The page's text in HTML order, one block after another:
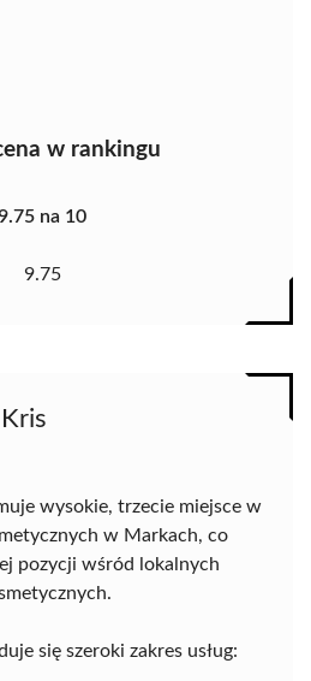
w rankingu
na 10
9.75
wysokie, trzecie miejsce w
w Markach, co
pozycji wśród lokalnych
się szeroki zakres usług: